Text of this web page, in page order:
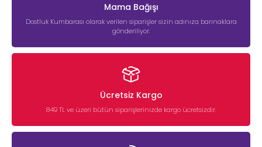
Mama Bağışı
Dostluk Kumbarası olarak verilen siparişler sizin adınıza barınaklara
gönderiliyor.
Ücretsiz Kargo
849 TL ve üzeri bütün siparişlerinizde kargo ücretsizdir.